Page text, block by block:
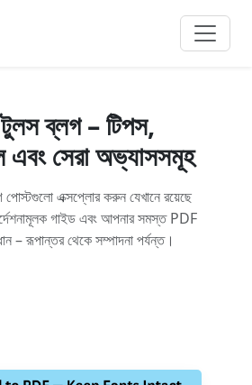
ব্লগ – টিপস,
এবং সেরা অভ্যাসসমূহ
পোস্টগুলো এক্সপ্লোর করুন যেখানে রয়েছে
গাইড এবং আপনার সমস্ত PDF
– রূপান্তর থেকে সম্পাদনা পর্যন্ত।